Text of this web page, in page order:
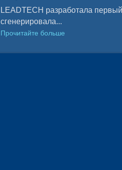
LEADTECH разработала
сгенерировала...
Прочитайте больше